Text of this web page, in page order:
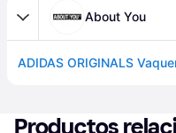
About You
Productos